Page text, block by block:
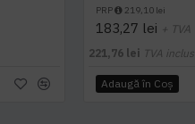
PRP 219,10 lei
183,27 lei + TVA
221,76 lei TVA inclus
Adaugă în Coş